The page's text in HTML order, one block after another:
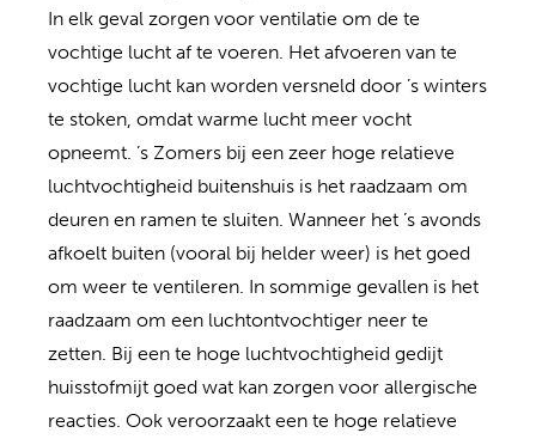
In elk geval zorgen voor ventilatie om de te
vochtige lucht af te voeren. Het afvoeren van te
vochtige lucht kan worden versneld door ’s winters
te stoken, omdat warme lucht meer vocht
opneemt. ’s Zomers bij een zeer hoge relatieve
luchtvochtigheid buitenshuis is het raadzaam om
deuren en ramen te sluiten. Wanneer het ’s avonds
afkoelt buiten (vooral bij helder weer) is het goed
om weer te ventileren. In sommige gevallen is het
raadzaam om een luchtontvochtiger neer te
zetten. Bij een te hoge luchtvochtigheid gedijt
huisstofmijt goed wat kan zorgen voor allergische
reacties. Ook veroorzaakt een te hoge relatieve